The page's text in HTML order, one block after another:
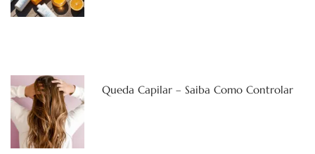
Queda Capilar – Saiba Como Controlar